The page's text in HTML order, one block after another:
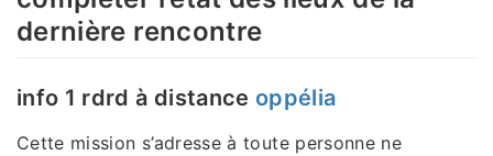
dernière rencontre
info 1 rdrd à distanceoppélia
Cette mission s’adresse à toute personne ne